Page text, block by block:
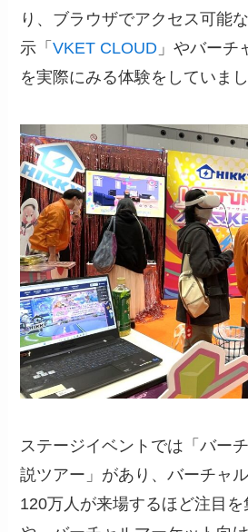
り、ブラウザでアクセス可能
示「VKET CLOUD 」やバーチ
を実際にみる体験をしていまし
ステージイベントでは「バー
説ツアー」があり、バーチャ
120万人が来場するほど注目を